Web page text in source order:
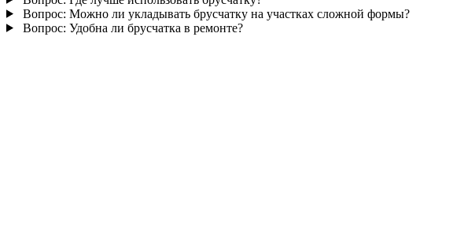
Вопрос: Можно ли укладывать брусчатку на участках сложной формы?
Вопрос: Удобна ли брусчатка в ремонте?